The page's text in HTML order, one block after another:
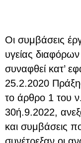
Οι συμβάσεις
υγείας
συναφθεί κατ’
25.2.2020
το άρθρο 1 του
30ή.9.2022,
και συμβάσεις